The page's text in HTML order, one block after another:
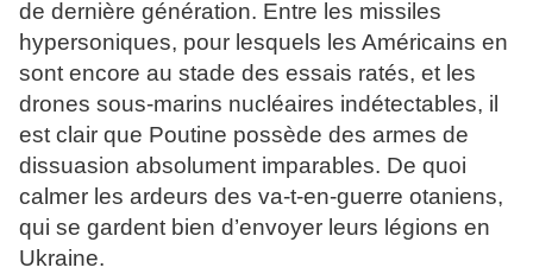
de dernière génération. Entre les missiles
hypersoniques, pour lesquels les Américains en
sont encore au stade des essais ratés, et les
drones sous-marins nucléaires indétectables, il
est clair que Poutine possède des armes de
dissuasion absolument imparables. De quoi
calmer les ardeurs des va-t-en-guerre otaniens,
qui se gardent bien d’envoyer leurs légions en
Ukraine.